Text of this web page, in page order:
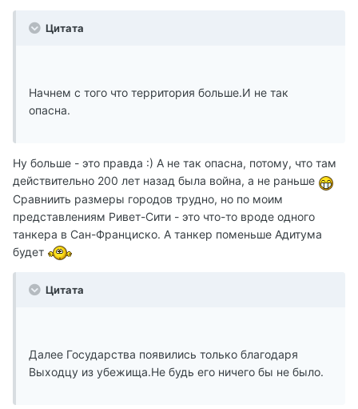
Цитата
Начнем с того что территория больше.И не так
опасна.
Ну больше - это правда :) А не так опасна, потому, что там
действительно 200 лет назад была война, а не раньше
Сравниить размеры городов трудно, но по моим
представлениям Ривет-Сити - это что-то вроде одного
танкера в Сан-Франциско. А танкер поменьше Адитума
будет
Цитата
Далее Государства появились только благодаря
Выходцу из убежища.Не будь его ничего бы не было.